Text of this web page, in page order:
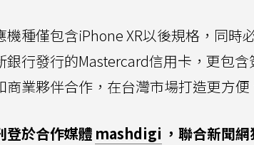
機種僅包含iPhone XR以後規格，同時
銀行發行的Mastercard信用卡，更包
商業夥伴合作，在台灣市場打造更方便
登於合作媒體 mashdigi ，聯合新聞